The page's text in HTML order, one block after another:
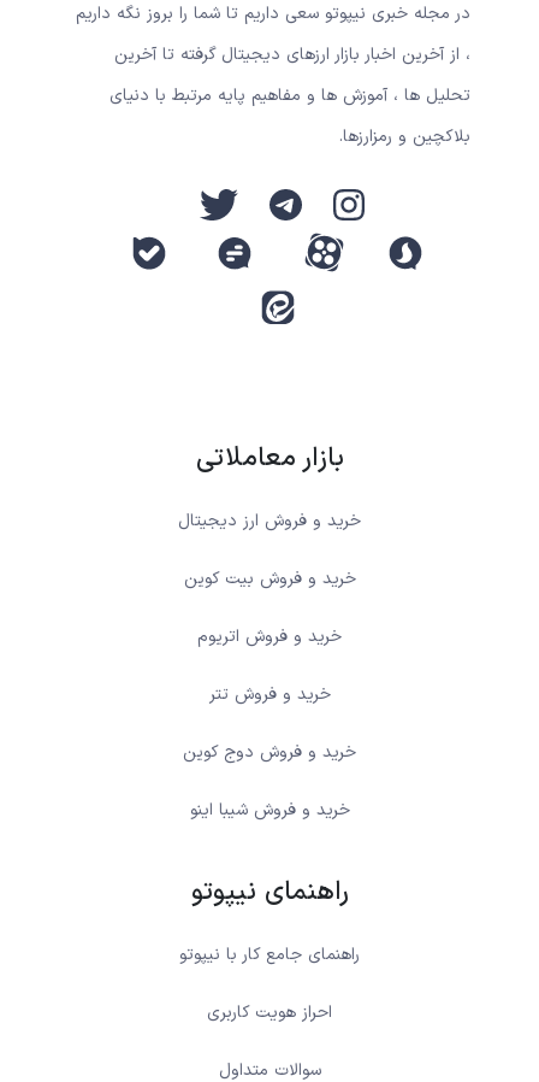
در مجله خبری نیپوتو سعی داریم تا شما را بروز نگه داریم
، از آخرین اخبار بازار ارزهای دیجیتال گرفته تا آخرین
تحلیل ها ، آموزش ها و مفاهیم پایه مرتبط با دنیای
بلاکچین و رمزارزها.
بازار معاملاتی
خرید و فروش ارز دیجیتال
خرید و فروش بیت کوین
خرید و فروش اتریوم
خرید و فروش تتر
خرید و فروش دوج کوین
خرید و فروش شیبا اینو
راهنمای نیپوتو
راهنمای جامع کار با نیپوتو
احراز هویت کاربری
سوالات متداول